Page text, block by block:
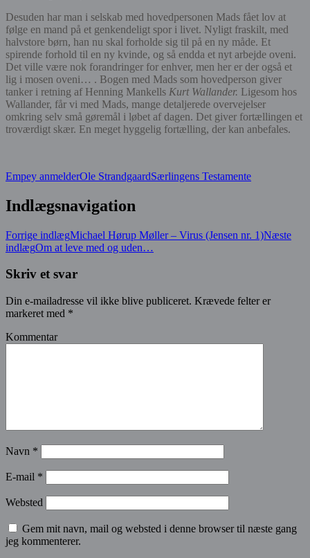
Desuden har man i selskab med hovedpersonen Mads fået lov at
følge en mand på et genkendeligt spor i livet. Nyligt fraskilt, med
halvstore børn, han nu skal forholde sig til på en ny måde. Et
spirende forhold til en ny kvinde, og så endda et nyt arbejde oveni.
Det ville være nok forandringer for enhver, men her er der også et
lig i mosen oveni… . Bogen med Mads som hovedperson giver
tanker i retning af Henning Mankells Kurt Wallander. Ligesom hos
Wallander, får vi med Mads, mange detaljerede overvejelser
omkring selv små gøremål i løbet af dagen. Det giver fortællingen et
troværdigt skær. En meget hyggelig fortælling, der kan anbefales.
Empey anmelderOle StrandgaardSærlingens Testamente
Indlægsnavigation
Forrige indlægMichael Hørup Møller – Virus (Jensen nr. 1)Næste
indlægOm at leve med og uden…
Skriv et svar
Din e-mailadresse vil ikke blive publiceret. Krævede felter er
markeret med *
Kommentar
Navn *
E-mail *
Websted
Gem mit navn, mail og websted i denne browser til næste gang
jeg kommenterer.